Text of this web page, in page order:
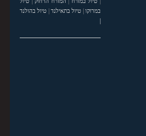
במרוקו| טיול בתאילנד| טיול בהולנד